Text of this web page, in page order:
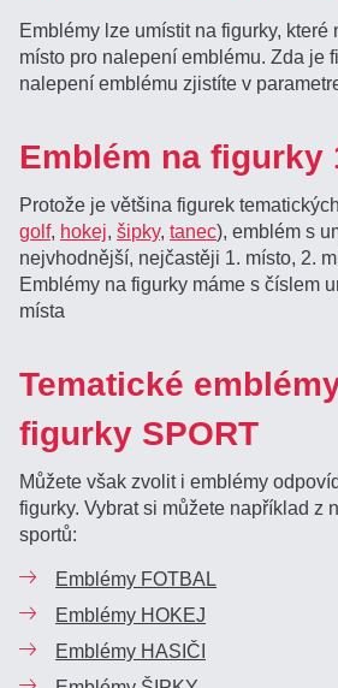
Emblémy lze umístit na figurky, které
místo pro nalepení emblému. Zda je
nalepení emblému zjistíte v
Emblém na figurky
Protože je většina figurek
golf, hokej,šipky,tanec), emblém s
nejvhodnější, nejčastěji 1. místo, 2.
Emblémy na figurky máme s číslem
místa
Tematické
figurky SPORT
Můžete však zvolit i emblémy
figurky. Vybrat si můžete například z
sportů:
Emblémy FOTBAL
Emblémy HOKEJ
Emblémy HASIČI